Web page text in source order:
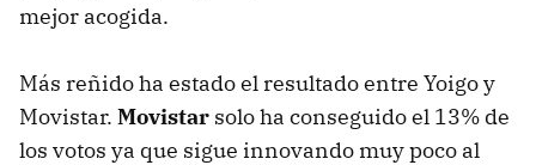
mejor acogida.
Más reñido ha estado el resultado entre Yoigo y
Movistar. Movistar solo ha conseguido el 13% de
los votos ya que sigue innovando muy poco al